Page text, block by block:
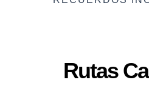
Rutas